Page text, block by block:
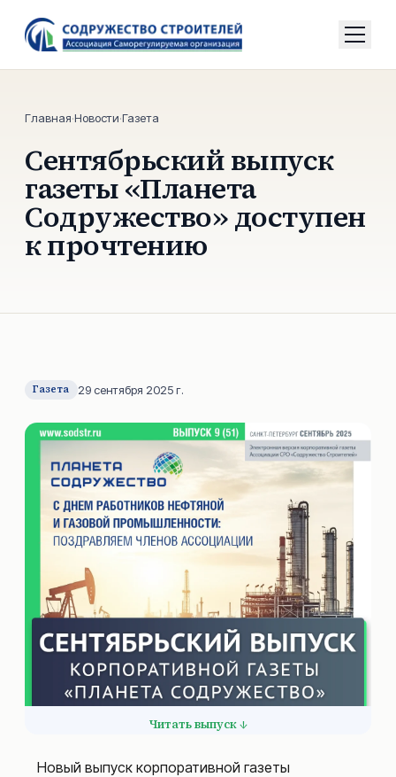
Главная·Новости·Газета
Сентябрьский выпуск
газеты «Планета
Содружество» доступен
к прочтению
Газета 29 сентября 2025 г.
Читать выпуск ↓
Новый выпуск корпоративной газеты